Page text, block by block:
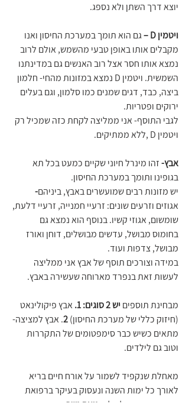
יוצא דרך השתן ולא נספג.
ויטמין D –
גם הוא תומך במערכת החיסון ואנו
מקבלים אותו באופן טבעי מהשמש, אולם לרוב
נמצא אותו חסר אצל רוב האנשים גם במדינתנו
השמשית. ויטמין D נמצא במזונות מהחי- חלמון
ביצה, כבד, דגים שמנים כמו סלמון, וגם בעלים
ירוקים ופטריות.
לגבי התוסף- אני ממליצה לקחת כזה שמכיל רק
ויטמין D ,ללא ממתיקים.
אבץ- זהו מינרל חיוני שקיים כמעט בכל תא
בגופינו ותומך במערכת החיסון.
יש מזונות רבים שמועשרים באבץ, ביניהם-
אגוזים וזרעים שונים: זרעיי חמנייה, זרעיי דלעת,
שומשום, אגוזי קשיו. בנוסף הוא נמצא גם
בחומוס מבושל, עדשים מבושלים, דוחן ואורז
מבושל, צדפות ועוד.
במידה וצורכים תוסף של אבץ אני ממליצה
לעשות זאת בנפרד מארוחה שעשירה באבץ.
מבחינת תוספים יש 2 סוגים: 1.
אבץ פיקולינאט
(חיזוק כללי של מערכת החיסון) 2. אבץ למציצה-
מתאים כשיש כבר סימפטומים של התקררות
וטוב גם לילדים.
מאחלת שנקפיד לשמור על אורח חיים בריא
לאורך כל ימות השנה ונעסוק בעיקר ברפואת
מניעה, בריאות לכולם, נועה נשר.